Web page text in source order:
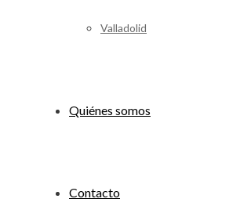
Valladolid
Quiénes somos
Contacto